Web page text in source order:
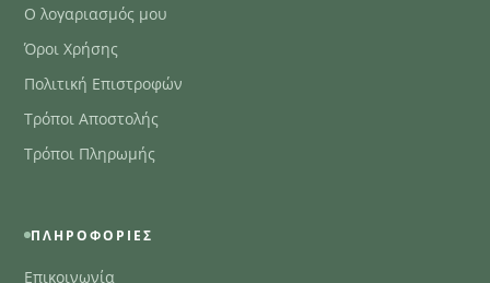
Ο λογαριασμός μου
Όροι Χρήσης
Πολιτική Επιστροφών
Τρόποι Αποστολής
Τρόποι Πληρωμής
ΠΛΗΡΟΦΟΡΊΕΣ
Επικοινωνία